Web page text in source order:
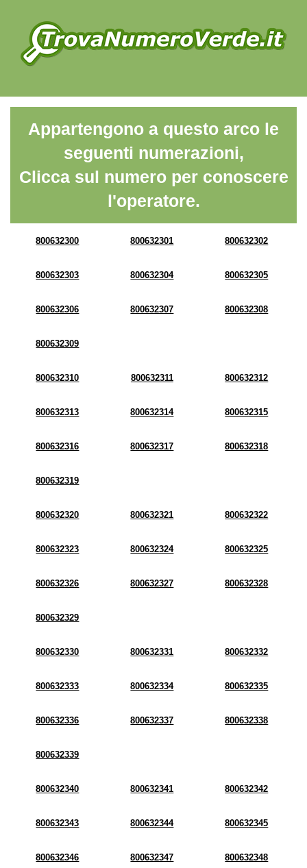
Appartengono a questo arco le
seguenti numerazioni,
Clicca sul numero per conoscere
l'operatore.
800632300 800632301 800632302
800632303 800632304 800632305
800632306 800632307 800632308
800632309
800632310 800632311 800632312
800632313 800632314 800632315
800632316 800632317 800632318
800632319
800632320 800632321 800632322
800632323 800632324 800632325
800632326 800632327 800632328
800632329
800632330 800632331 800632332
800632333 800632334 800632335
800632336 800632337 800632338
800632339
800632340 800632341 800632342
800632343 800632344 800632345
800632346 800632347 800632348